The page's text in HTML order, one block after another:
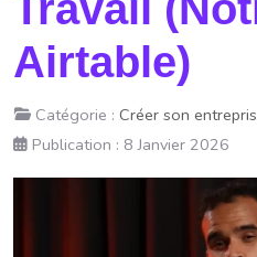
Airtable)
Catégorie : Créer son
Publication : 8 Janvier 2026